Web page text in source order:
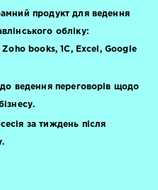
продукт для ведення
обліку:
books, 1C, Excel, Google
до ведення переговорів щодо
за тиждень після